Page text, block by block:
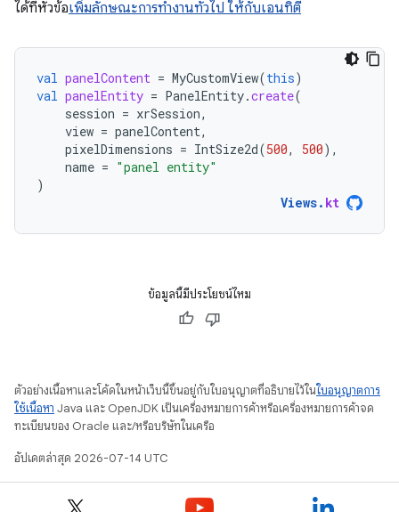
ได้ที่หัวข้อเพิ่มลักษณะการทำงานทั่วไป ให้กับเอนทิตี
val panelContent = MyCustomView(this)
val panelEntity = PanelEntity.create(
session = xrSession,
view = panelContent,
pixelDimensions = IntSize2d(500, 500),
name = "panel entity"
)
Views. kt
ข้อมูลนี้มีประโยชน์ไหม
ตัวอย่างเนื้อหาและโค้ดในหน้าเว็บนี้ขึ้นอยู่กับใบอนุญาตที่อธิบายไว้ในใบอนุญาตการ
ใช้เนื้อหา Java และ OpenJDK เป็นเครื่องหมายการค้าหรือเครื่องหมายการค้าจด
ทะเบียนของ Oracle และ/หรือบริษัทในเครือ
อัปเดตล่าสุด 2026-07-14 UTC